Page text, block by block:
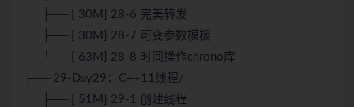
│ ├── [ 30M] 28-6 完美转发
│ ├── [ 30M] 28-7 可变参数模板
│ └── [ 63M] 28-8 时间操作chrono库
├── 29-Day29：C++11线程/
│ ├── [ 51M] 29-1 创建线程